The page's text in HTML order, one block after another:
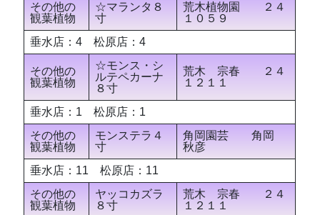
その他の
観葉植物
☆マランタ８
寸
荒木植物園 ２４
１０５９
垂水店：4 松原店：4
その他の
観葉植物
☆モンス・シ
ルテペカーナ
８寸
荒木 宗春 ２４
１２１１
垂水店：1 松原店：1
その他の
観葉植物
モンステラ４
寸
角岡園芸 角岡
秋彦
垂水店：11 松原店：11
その他の
観葉植物
ヤッコカズラ
８寸
荒木 宗春 ２４
１２１１